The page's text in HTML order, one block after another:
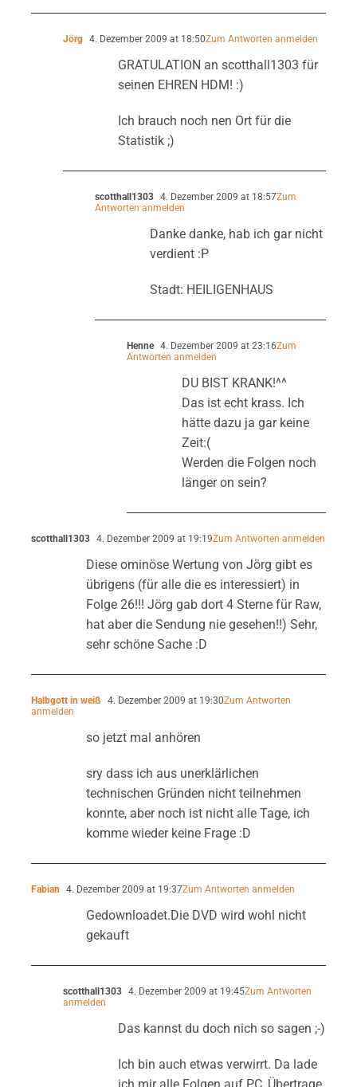
Jörg 4. Dezember 2009 at 18:50Zum Antworten anmelden
GRATULATION an scotthall1303 für
seinen EHREN HDM! :)
Ich brauch noch nen Ort für die
Statistik ;)
scotthall1303 4. Dezember 2009 at 18:57Zum
Antworten anmelden
Danke danke, hab ich gar nicht
verdient :P
Stadt: HEILIGENHAUS
Henne 4. Dezember 2009 at 23:16Zum
Antworten anmelden
DU BIST KRANK!^^
Das ist echt krass. Ich
hätte dazu ja gar keine
Zeit:(
Werden die Folgen noch
länger on sein?
scotthall1303 4. Dezember 2009 at 19:19Zum Antworten anmelden
Diese ominöse Wertung von Jörg gibt es
übrigens (für alle die es interessiert) in
Folge 26!!! Jörg gab dort 4 Sterne für Raw,
hat aber die Sendung nie gesehen!!) Sehr,
sehr schöne Sache :D
Halbgott in weiß 4. Dezember 2009 at 19:30Zum Antworten
anmelden
so jetzt mal anhören
sry dass ich aus unerklärlichen
technischen Gründen nicht teilnehmen
konnte, aber noch ist nicht alle Tage, ich
komme wieder keine Frage :D
Fabian 4. Dezember 2009 at 19:37Zum Antworten anmelden
Gedownloadet.Die DVD wird wohl nicht
gekauft
scotthall1303 4. Dezember 2009 at 19:45Zum Antworten
anmelden
Das kannst du doch nich so sagen ;-)
Ich bin auch etwas verwirrt. Da lade